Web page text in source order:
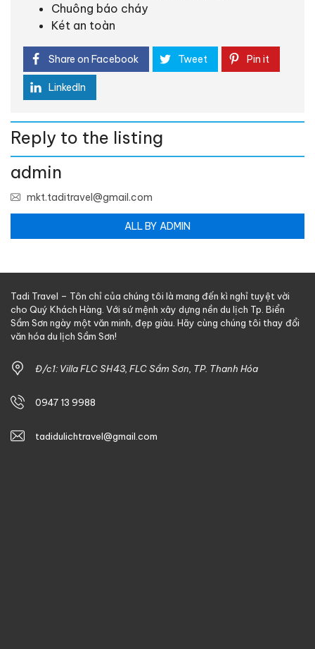
Chuông báo cháy
Két an toàn
Share on Facebook Tweet Pin it
LinkedIn
Reply to the listing
admin
mkt.taditravel@gmail.com
ALL BY ADMIN
Tadi Travel – Tôn chỉ của chúng tôi là mang đến kì nghỉ tuyệt vời
cho Quý Khách Hàng. Với sứ mệnh xây dựng nền du lịch Tp. Biển
Sầm Sơn ngày một văn minh, đẹp giàu. Hãy cùng chúng tôi thay đổi
văn hóa du lịch Sầm Sơn!
Đ/c1: Villa FLC SH43, FLC Sầm Sơn, TP. Thanh Hóa
0947 13 9988
tadidulichtravel@gmail.com